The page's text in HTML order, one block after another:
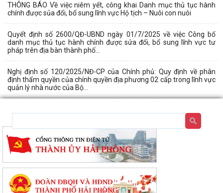
THÔNG BÁO Về việc niêm yết, công khai Danh mục thủ tục hành
chính được sủa đổi, bổ sung lĩnh vực Hộ tịch – Nuôi con nuôi
Quyết định số 2600/QĐ-UBND ngày 01/7/2025 về việc Công bố
danh mục thủ tục hành chính được sửa đổi, bổ sung lĩnh vực tư
pháp trên địa bàn thành phố...
Nghị định số 120/2025/NĐ-CP của Chính phủ: Quy định về phân
định thẩm quyền của chính quyền địa phương 02 cấp trong lĩnh vực
quản lý nhà nước của Bộ...